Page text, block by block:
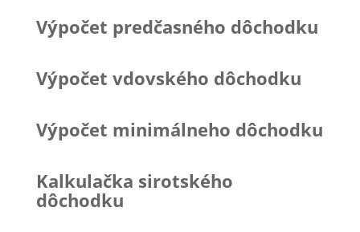
Výpočet predčasného dôchodku
Výpočet vdovského dôchodku
Výpočet minimálneho dôchodku
Kalkulačka sirotského
dôchodku